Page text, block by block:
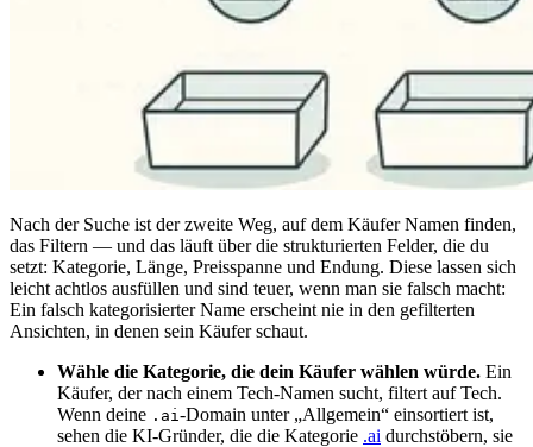
Nach der Suche ist der zweite Weg, auf dem Käufer Namen finden,
das Filtern — und das läuft über die strukturierten Felder, die du
setzt: Kategorie, Länge, Preisspanne und Endung. Diese lassen sich
leicht achtlos ausfüllen und sind teuer, wenn man sie falsch macht:
Ein falsch kategorisierter Name erscheint nie in den gefilterten
Ansichten, in denen sein Käufer schaut.
Wähle die Kategorie, die dein Käufer wählen würde. Ein
Käufer, der nach einem Tech-Namen sucht, filtert auf Tech.
Wenn deine .ai -Domain unter „Allgemein“ einsortiert ist,
sehen die KI-Gründer, die die Kategorie .ai durchstöbern, sie